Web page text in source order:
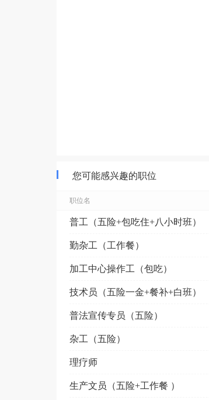
您可能感兴趣的职位
职位名
普工（五险+包吃住+八小时班）
勤杂工（工作餐）
加工中心操作工（包吃）
技术员（五险一金+餐补+白班）
普法宣传专员（五险）
杂工（五险）
理疗师
生产文员（五险+工作餐 ）